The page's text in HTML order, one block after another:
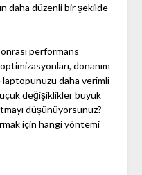
daha düzenli bir şekilde
performans
donanım
laptopunuzu daha verimli
değişiklikler büyük
düşünüyorsunuz?
için hangi yöntemi